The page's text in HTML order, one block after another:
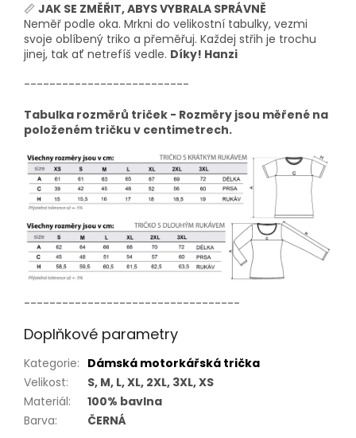
📏 JAK SE ZMĚŘIT, ABYS VYBRALA SPRÁVNĚ
Neměř podle oka. Mrkni do velikostní tabulky, vezmi
svoje oblíbený triko a přeměřuj. Každej střih je trochu
jinej, tak ať netrefíš vedle. Díky! Hanzi
--------------------------
Tabulka rozměrů triček - Rozměry jsou měřené na
položeném tričku v centimetrech.
----------------------------------
Doplňkové parametry
Kategorie: Dámská motorkářská trička
Velikost:
S, M, L, XL, 2XL, 3XL, XS
Materiál:
100% bavlna
Barva: ČERNÁ